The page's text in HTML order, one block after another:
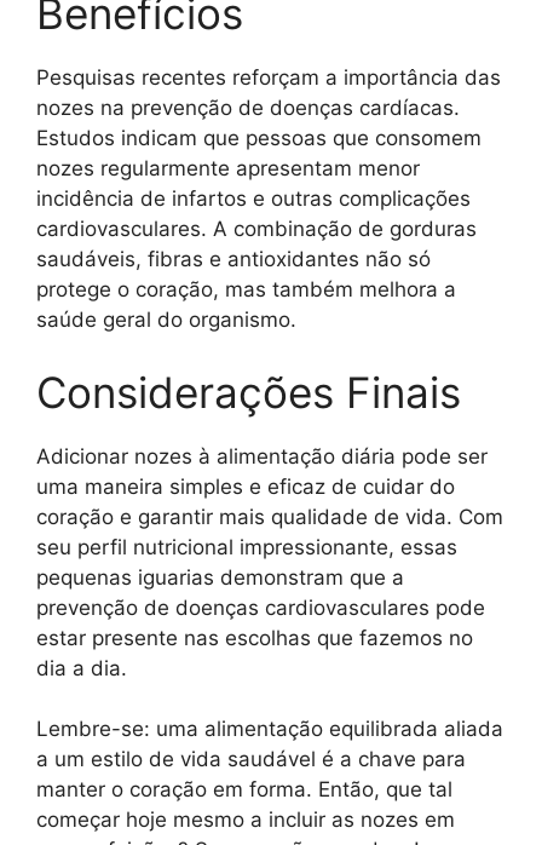
Benefícios
Pesquisas recentes reforçam a importância das
nozes na prevenção de doenças cardíacas.
Estudos indicam que pessoas que consomem
nozes regularmente apresentam menor
incidência de infartos e outras complicações
cardiovasculares. A combinação de gorduras
saudáveis, fibras e antioxidantes não só
protege o coração, mas também melhora a
saúde geral do organismo.
Considerações Finais
Adicionar nozes à alimentação diária pode ser
uma maneira simples e eficaz de cuidar do
coração e garantir mais qualidade de vida. Com
seu perfil nutricional impressionante, essas
pequenas iguarias demonstram que a
prevenção de doenças cardiovasculares pode
estar presente nas escolhas que fazemos no
dia a dia.
Lembre-se: uma alimentação equilibrada aliada
a um estilo de vida saudável é a chave para
manter o coração em forma. Então, que tal
começar hoje mesmo a incluir as nozes em